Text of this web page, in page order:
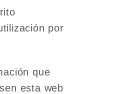
por
que
esta web